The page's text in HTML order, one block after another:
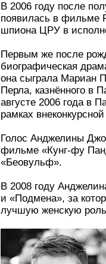
В 2006 году после
появилась в фильме
шпиона ЦРУ в
Первым же после
биографическая
она сыграла Мариан
Перла, казнённого в
августе 2006 года в
рамках
Голос Анджелины
фильме «Кунг-фу
«Беовульф».
В 2008 году
и «Подмена», за
лучшую женскую